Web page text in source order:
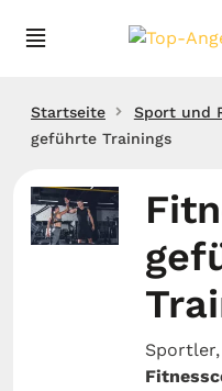
Startseite Sport und
geführte Trainings